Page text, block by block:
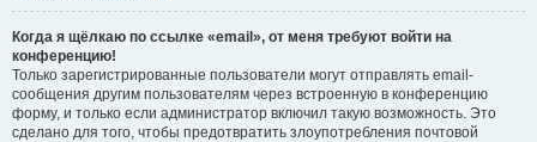
Когда я щёлкаю по ссылке «email», от меня требуют войти на
конференцию!
Только зарегистрированные пользователи могут отправлять email-
сообщения другим пользователям через встроенную в конференцию
форму, и только если администратор включил такую возможность. Это
сделано для того, чтобы предотвратить злоупотребления почтовой